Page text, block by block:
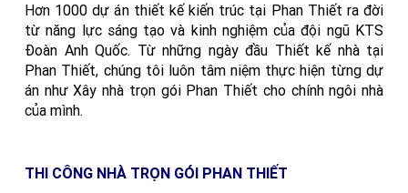
Hơn 1000 dự án thiết kế kiến trúc tại Phan Thiết ra đời
từ năng lực sáng tạo và kinh nghiệm của đội ngũ KTS
Đoàn Anh Quốc. Từ những ngày đầu Thiết kế nhà tại
Phan Thiết, chúng tôi luôn tâm niệm thực hiện từng dự
án nhưXây nhà trọn gói Phan Thiết cho chính ngôi nhà
của mình.
THI CÔNG NHÀ TRỌN GÓI PHAN THIẾT